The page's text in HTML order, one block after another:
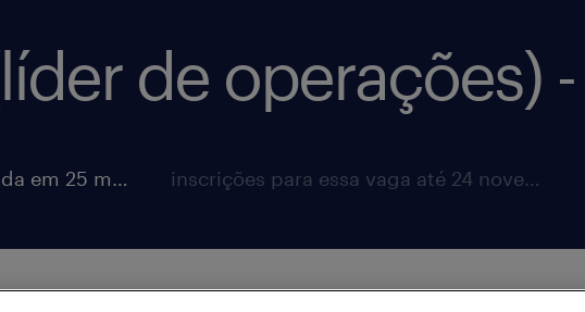
de operações)
vaga postada em 25 maio 2026 inscrições para essa vaga até 24 novembro 2026